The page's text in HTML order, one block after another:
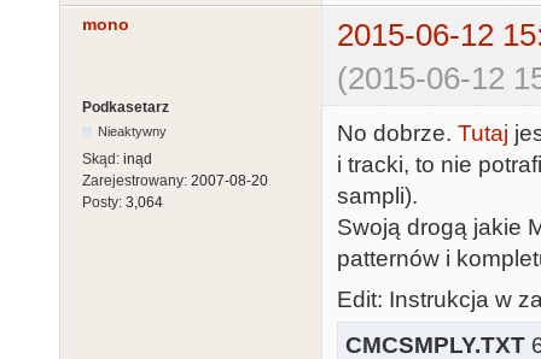
mono
2015-06-12
(2015-06-12
Podkasetarz
Nieaktywny
Skąd: inąd
Zarejestrowany: 2007-08-20
Posty: 3,064
No dobrze. Tutaj
i tracki, to nie
sampli).
Swoją drogą jakie
patternów i
Edit: Instrukcja w
CMCSMPLY.TXT